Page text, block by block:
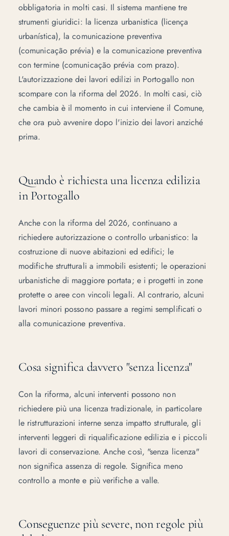
obbligatoria in molti casi. Il sistema mantiene tre
strumenti giuridici: la licenza urbanistica (licença
urbanística), la comunicazione preventiva
(comunicação prévia) e la comunicazione preventiva
con termine (comunicação prévia com prazo).
L'autorizzazione dei lavori edilizi in Portogallo non
scompare con la riforma del 2026. In molti casi, ciò
che cambia è il momento in cui interviene il Comune,
che ora può avvenire dopo l'inizio dei lavori anziché
prima.
Quando è richiesta una licenza edilizia
in Portogallo
Anche con la riforma del 2026, continuano a
richiedere autorizzazione o controllo urbanistico: la
costruzione di nuove abitazioni ed edifici; le
modifiche strutturali a immobili esistenti; le operazioni
urbanistiche di maggiore portata; e i progetti in zone
protette o aree con vincoli legali. Al contrario, alcuni
lavori minori possono passare a regimi semplificati o
alla comunicazione preventiva.
Cosa significa davvero "senza licenza"
Con la riforma, alcuni interventi possono non
richiedere più una licenza tradizionale, in particolare
le ristrutturazioni interne senza impatto strutturale, gli
interventi leggeri di riqualificazione edilizia e i piccoli
lavori di conservazione. Anche così, "senza licenza"
non significa assenza di regole. Significa meno
controllo a monte e più verifiche a valle.
Conseguenze più severe, non regole più